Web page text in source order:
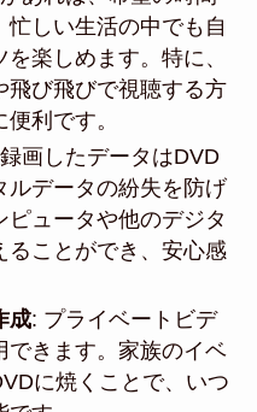
しい生活の中でも自
楽しめます。特に、
飛び飛びで視聴する方
利です。
画したデータはDVD
ルデータの紛失を防げ
ピュータや他のデジタ
ることができ、安心感
成: プライベートビデ
できます。家族のイベ
に焼くことで、いつ